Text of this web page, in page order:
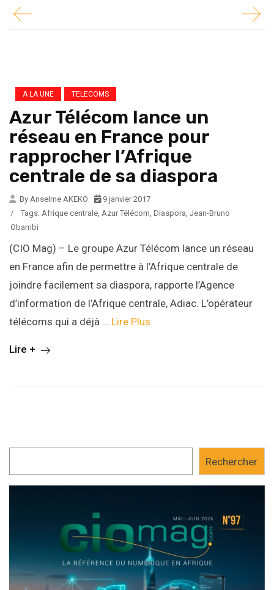
A LA UNE TELECOMS
Azur Télécom lance un
réseau en France pour
rapprocher l’Afrique
centrale de sa diaspora
By Anselme AKEKO
9 janvier 2017
/
Tags: Afrique centrale, Azur Télécom, Diaspora, Jean-Bruno
Obambi
(CIO Mag) – Le groupe Azur Télécom lance un réseau
en France afin de permettre à l’Afrique centrale de
joindre facilement sa diaspora, rapporte l’Agence
d’information de l’Afrique centrale, Adiac. L’opérateur
télécoms qui a déjà … Lire Plus
Lire +
Rechercher